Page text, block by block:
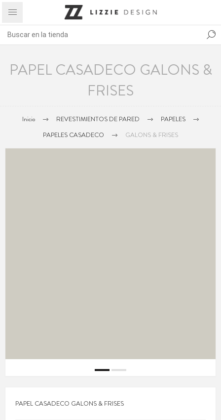
PAPEL CASADECO GALONS &
FRISES
Inicio REVESTIMIENTOS DE PARED
PAPELES
PAPELES CASADECO
GALONS & FRISES
PAPEL CASADECO GALONS & FRISES